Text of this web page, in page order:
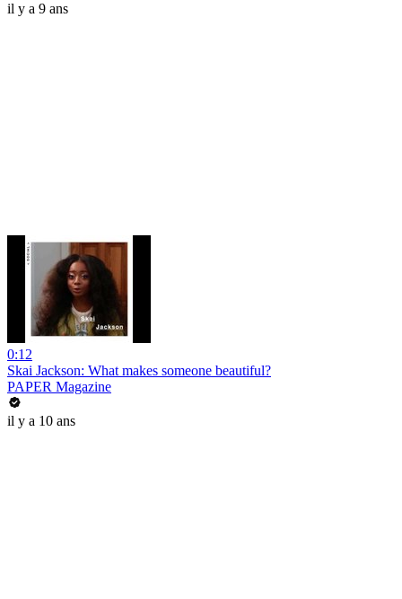
il y a 9 ans
0:12
Skai Jackson: What makes someone beautiful?
PAPER Magazine
il y a 10 ans